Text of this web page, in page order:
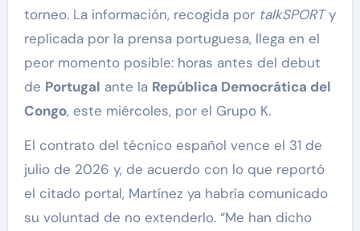
torneo. La información, recogida por talkSPORTy
replicada por la prensa portuguesa, llega en el
peor momento posible: horas antes del debut
de Portugal ante la República Democrática del
Congo, este miércoles, por el Grupo K.
El contrato del técnico español vence el 31 de
julio de 2026 y, de acuerdo con lo que reportó
el citado portal, Martínez ya habría comunicado
su voluntad de no extenderlo. “Me han dicho